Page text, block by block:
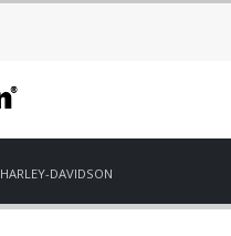
HARLEY-DAVIDSON